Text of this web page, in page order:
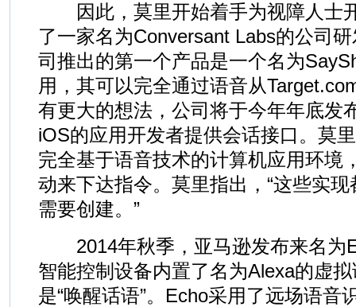
因此，莫里开始着手为视障人士
了一家名为Conversant Labs的公司
司推出的第一个产品是一个名为
用，其可以完全通过语音从
有更大的想法，公司将于今年年底发
iOS的应用开发者提供会话接口。莫
完全基于语音技术的计算机应用环境
动来下达指令。莫里指出，“这些实
需要创建。”
2014年秋季，亚马逊发布来名为
智能控制设备内置了名为Alexa的虚
是“唤醒话语”。Echo采用了远场语音